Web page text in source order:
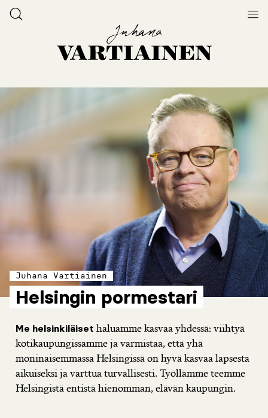
Juhana Vartiainen
Helsingin pormestari
Me helsinkiläiset haluamme kasvaa yhdessä: viihtyä
kotikaupungissamme ja varmistaa, että yhä
moninaisemmassa Helsingissä on hyvä kasvaa lapsesta
aikuiseksi ja varttua turvallisesti. Työllämme teemme
Helsingistä entistä hienomman, elävän kaupungin.